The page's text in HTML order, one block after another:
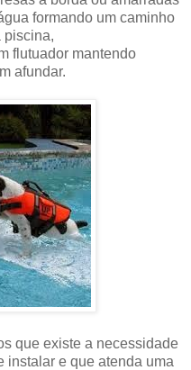
formando um caminho
piscina,
flutuador mantendo
afundar.
que existe a necessidade
instalar e que atenda uma